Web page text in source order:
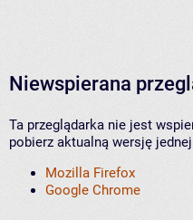
Niewspierana
Ta przeglądarka nie jest
pobierz aktualną wersję
Mozilla Firefox
Google Chrome